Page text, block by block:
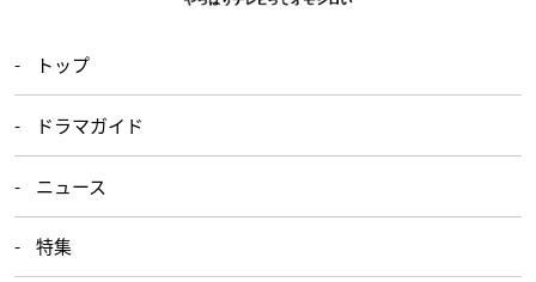
トップ
ドラマガイド
ニュース
特集